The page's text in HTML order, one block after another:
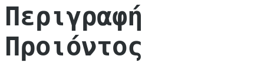
Περιγραφή
Προιόντος